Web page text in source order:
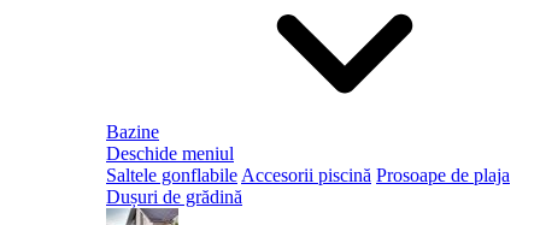
Bazine
Deschide meniul
Saltele gonflabile Accesorii piscină Prosoape de plaja
Dușuri de grădină